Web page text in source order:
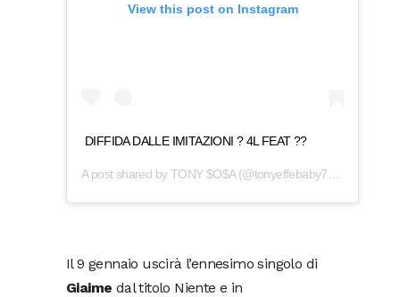
View this post on Instagram
DIFFIDA DALLE IMITAZIONI ? 4L FEAT ??
A post shared byTONY $O$A(@tonyeffebaby777) on
Il 9 gennaio uscirà l’ennesimo singolo di
Giaime dal titolo Niente e in